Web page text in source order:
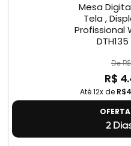
Mesa
Tela ,
Profissional
DTH135
De
R$
Até 12x de
2